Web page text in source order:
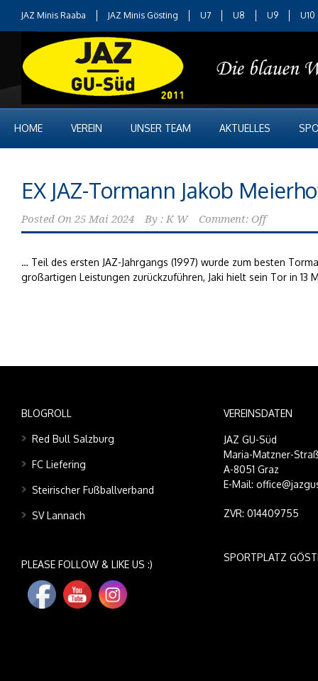
JAZ Minis Raaba JAZ Minis Gösting U7 U8 U9 U10
HOME VEREIN UNSER TEAM AKTUELLES
EX JAZ-Tormann Jakob
Posted On 25 Mai 2024 By : K W Comment: Off
… Teil des ersten JAZ-Jahrgangs (1997) wurde zum besten
großartigen Leistungen zurückzuführen, Jaki hielt sein Tor in 13
BLOGROLL
Red Bull Salzburg
FC Liefering
Steirischer Fußballverband
SV Lannach
PLEASE FOLLOW & LIKE US :)
VEREINSDATEN
JAZ GU-Süd
Maria-Matzner-
A-8051 Graz
E-Mail:
ZVR: 014409755
SPORTPLATZ